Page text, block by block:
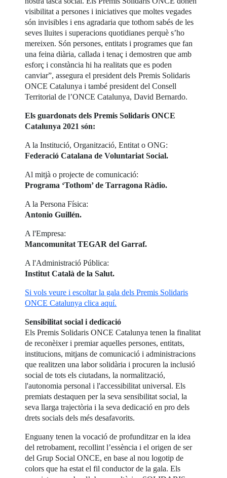
visibilitat a persones i iniciatives que moltes vegades
són invisibles i ens agradaria que tothom sabés de les
seves lluites i superacions quotidianes perquè s’ho
mereixen. Són persones, entitats i programes que fan
una feina diària, callada i tenaç i demostren que amb
esforç i constància hi ha realitats que es poden
canviar”, assegura el president dels Premis Solidaris
ONCE Catalunya i també president del Consell
Territorial de l’ONCE Catalunya, David Bernardo.
Els guardonats dels Premis Solidaris ONCE
Catalunya 2021 són:
A la Institució, Organització, Entitat o ONG:
Federació Catalana de Voluntariat Social.
Al mitjà o projecte de comunicació:
Programa ‘Tothom’ de Tarragona Ràdio.
A la Persona Física:
Antonio Guillén.
A l'Empresa:
Mancomunitat TEGAR del Garraf.
A l'Administració Pública:
Institut Català de la Salut.
Si vols veure i escoltar la gala dels Premis Solidaris
ONCE Catalunya clica aquí.
Sensibilitat social i dedicació
Els Premis Solidaris ONCE Catalunya tenen la finalitat
de reconèixer i premiar aquelles persones, entitats,
institucions, mitjans de comunicació i administracions
que realitzen una labor solidària i procuren la inclusió
social de tots els ciutadans, la normalització,
l'autonomia personal i l'accessibilitat universal. Els
premiats destaquen per la seva sensibilitat social, la
seva llarga trajectòria i la seva dedicació en pro dels
drets socials dels més desafavorits.
Enguany tenen la vocació de profunditzar en la idea
del retrobament, recollint l’essència i el origen de ser
del Grup Social ONCE, en base al nou logotip de
colors que ha estat el fil conductor de la gala. Els